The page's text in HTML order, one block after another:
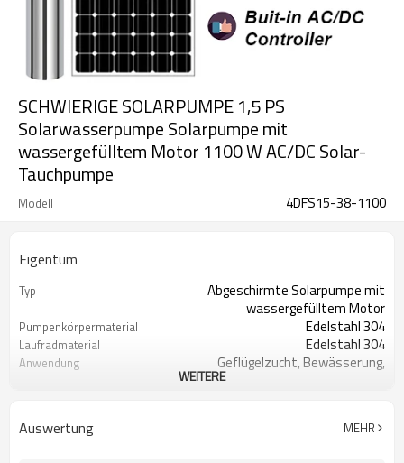
SCHWIERIGE SOLARPUMPE 1,5 PS
Solarwasserpumpe Solarpumpe mit
wassergefülltem Motor 1100 W AC/DC Solar-
Tauchpumpe
Modell 4DFS15-38-1100
Eigentum
Typ
Abgeschirmte Solarpumpe mit
wassergefülltem Motor
Pumpenkörpermaterial Edelstahl 304
Laufradmaterial Edelstahl 304
Anwendung
Geflügelzucht, Bewässerung,
WEITERE
Auswertung MEHR